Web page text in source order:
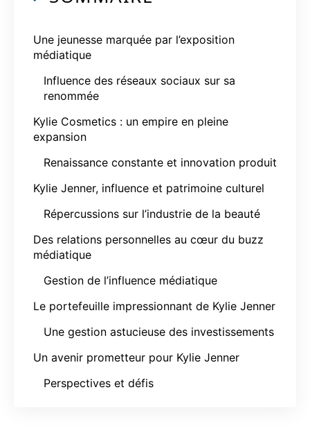
Une jeunesse marquée par l’exposition
médiatique
Influence des réseaux sociaux sur sa
renommée
Kylie Cosmetics : un empire en pleine
expansion
Renaissance constante et innovation produit
Kylie Jenner, influence et patrimoine culturel
Répercussions sur l’industrie de la beauté
Des relations personnelles au cœur du buzz
médiatique
Gestion de l’influence médiatique
Le portefeuille impressionnant de Kylie Jenner
Une gestion astucieuse des investissements
Un avenir prometteur pour Kylie Jenner
Perspectives et défis